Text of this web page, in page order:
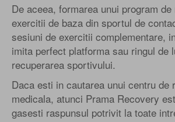
De aceea, formarea unui program
exercitii de baza din sportul de
sesiuni de exercitii complementare,
imita perfect platforma sau ringul de
recuperarea sportivului.
Daca esti in cautarea unui centru de
medicala, atunci Prama Recovery
gasesti raspunsul potrivit la toate